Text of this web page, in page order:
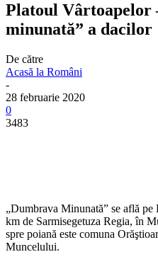
Platoul Vârtoapelor
minunată” a dacilor
De către
Acasă la Români
-
28 februarie 2020
0
3483
„Dumbrava Minunată” se află
km de Sarmisegetuza Regia, în
spre poiană este comuna
Muncelului.